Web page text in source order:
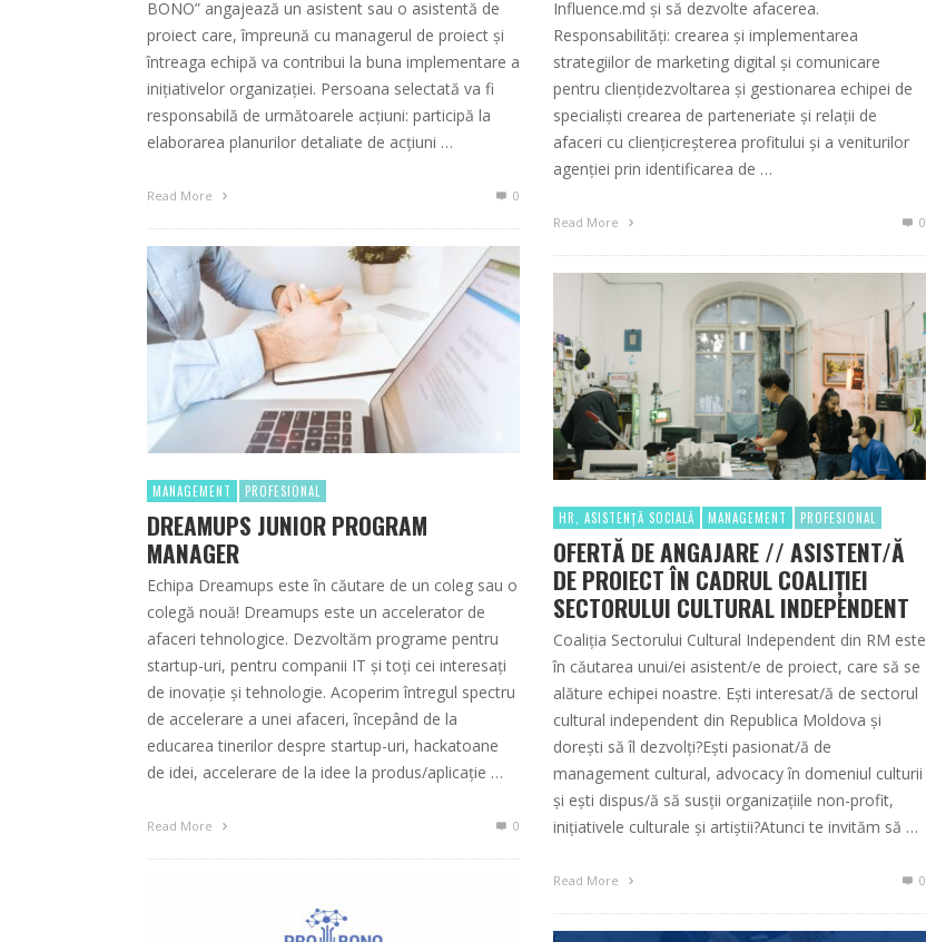
BONO” angajează un asistent sau o asistentă de
proiect care, împreună cu managerul de proiect și
întreaga echipă va contribui la buna implementare a
inițiativelor organizației. Persoana selectată va fi
responsabilă de următoarele acțiuni: participă la
elaborarea planurilor detaliate de acțiuni …
Read More 0
Influence.md și să dezvolte afacerea.
Responsabilități: crearea și implementarea
strategiilor de marketing digital și comunicare
pentru cliențidezvoltarea și gestionarea echipei de
specialiști crearea de parteneriate și relații de
afaceri cu cliențicreșterea profitului și a veniturilor
agenției prin identificarea de …
Read More 0
MANAGEMENT PROFESIONAL
DREAMUPS JUNIOR PROGRAM
MANAGER
Echipa Dreamups este în căutare de un coleg sau o
colegă nouă! Dreamups este un accelerator de
afaceri tehnologice. Dezvoltăm programe pentru
startup-uri, pentru companii IT și toți cei interesați
de inovație și tehnologie. Acoperim întregul spectru
de accelerare a unei afaceri, începând de la
educarea tinerilor despre startup-uri, hackatoane
de idei, accelerare de la idee la produs/aplicație …
Read More 0
HR, ASISTENȚĂ SOCIALĂ MANAGEMENT PROFESIONAL
OFERTĂ DE ANGAJARE // ASISTENT/Ă
DE PROIECT ÎN CADRUL COALIȚIEI
SECTORULUI CULTURAL INDEPENDENT
Coaliția Sectorului Cultural Independent din RM este
în căutarea unui/ei asistent/e de proiect, care să se
alăture echipei noastre. Ești interesat/ă de sectorul
cultural independent din Republica Moldova și
dorești să îl dezvolți?Ești pasionat/ă de
management cultural, advocacy în domeniul culturii
și ești dispus/ă să susții organizațiile non-profit,
inițiativele culturale și artiștii?Atunci te invităm să …
Read More 0